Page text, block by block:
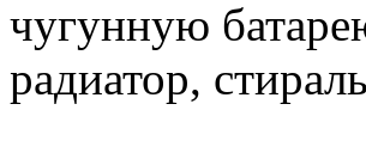
чугунную
радиатор,